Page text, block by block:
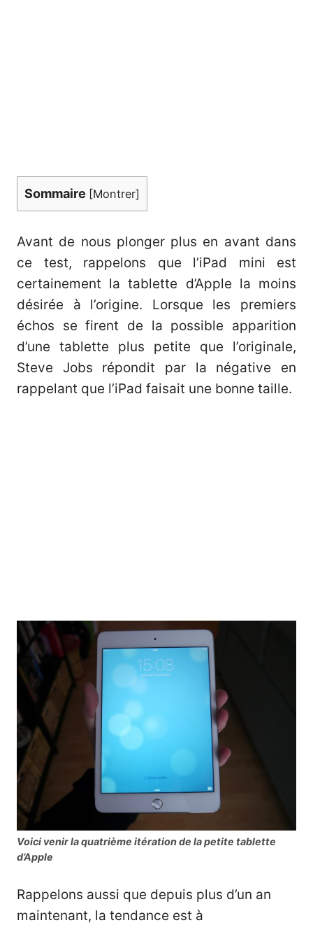
Sommaire [Montrer]
Avant de nous plonger plus en avant dans
ce test, rappelons que l’iPad mini est
certainement la tablette d’Apple la moins
désirée à l’origine. Lorsque les premiers
échos se firent de la possible apparition
d’une tablette plus petite que l’originale,
Steve Jobs répondit par la négative en
rappelant que l’iPad faisait une bonne taille.
Voici venir la quatrième itération de la petite tablette
d’Apple
Rappelons aussi que depuis plus d’un an
maintenant, la tendance est à